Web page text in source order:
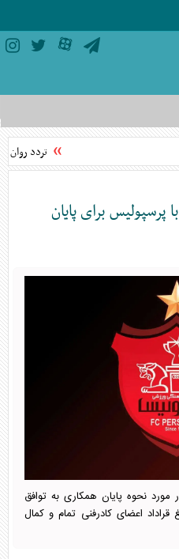
تردد روان
پرسپولیس برای پایان
مورد نحوه پایان همکاری به توافق
اعضای کادرفنی تمام و کمال